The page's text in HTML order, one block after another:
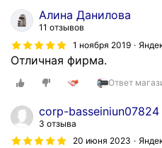
Алина Данилова
11 отзывов
1 ноября 2019
Отличная фирма.
Ответ
corp-basseiniun07824
3 отзыва
20 июня 2023